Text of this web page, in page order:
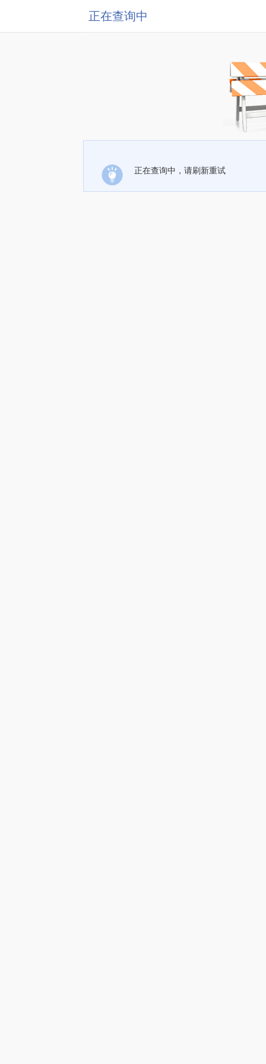
正在查询中
正在查询中，请刷新重试